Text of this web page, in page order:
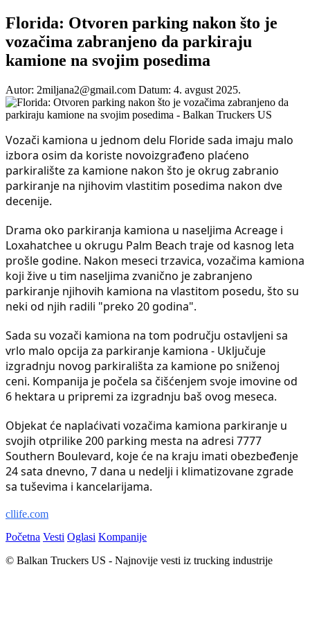
Florida: Otvoren parking nakon što je
vozačima zabranjeno da parkiraju
kamione na svojim posedima
Autor: 2miljana2@gmail.com Datum: 4. avgust 2025.
Vozači kamiona u jednom delu Floride sada imaju malo
izbora osim da koriste novoizgrađeno plaćeno
parkiralište za kamione nakon što je okrug zabranio
parkiranje na njihovim vlastitim posedima nakon dve
decenije.
Drama oko parkiranja kamiona u naseljima Acreage i
Loxahatchee u okrugu Palm Beach traje od kasnog leta
prošle godine. Nakon meseci trzavica, vozačima kamiona
koji žive u tim naseljima zvanično je zabranjeno
parkiranje njihovih kamiona na vlastitom posedu, što su
neki od njih radili "preko 20 godina".
Sada su vozači kamiona na tom području ostavljeni sa
vrlo malo opcija za parkiranje kamiona - Uključuje
izgradnju novog parkirališta za kamione po sniženoj
ceni. Kompanija je počela sa čišćenjem svoje imovine od
6 hektara u pripremi za izgradnju baš ovog meseca.
Objekat će naplaćivati vozačima kamiona parkiranje u
svojih otprilike 200 parking mesta na adresi 7777
Southern Boulevard, koje će na kraju imati obezbeđenje
24 sata dnevno, 7 dana u nedelji i klimatizovane zgrade
sa tuševima i kancelarijama.
cllife.com
Početna Vesti Oglasi Kompanije
© Balkan Truckers US - Najnovije vesti iz trucking industrije